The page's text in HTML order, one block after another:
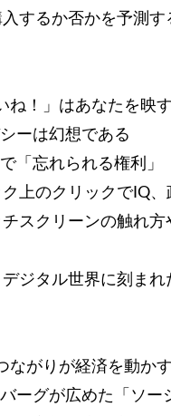
するか否かを予測
ね！」はあなたを映
ーは幻想である
「忘れられる権利」
上のクリックでIQ
スクリーンの触れ
ジタル世界に刻ま
ながりが経済を動かす
ーグが広めた「ソー